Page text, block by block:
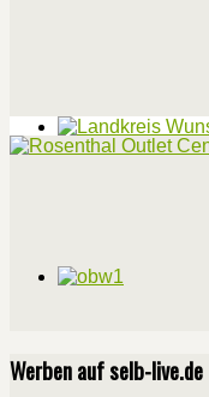
Werben auf selb-live.de